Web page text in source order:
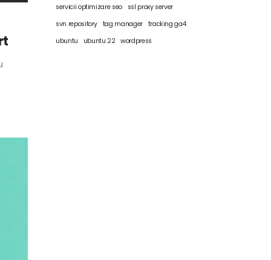
servicii optimizare seo
ssl proxy server
svn repository tag manager
tracking ga4
ubuntu
ubuntu 22 wordpress